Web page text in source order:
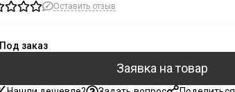
Оставить отзыв
Под заказ
Заявка на товар